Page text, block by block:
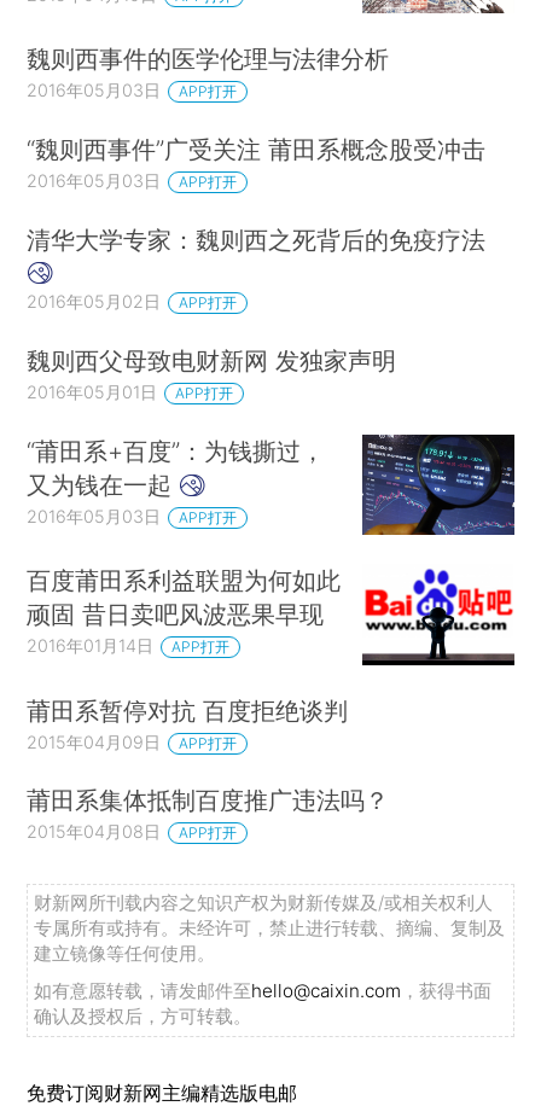
魏则西事件的医学伦理与法律分析
2016年05月03日 APP打开
“魏则西事件”广受关注 莆田系概念股受冲击
2016年05月03日 APP打开
清华大学专家：魏则西之死背后的免疫疗法
2016年05月02日 APP打开
魏则西父母致电财新网 发独家声明
2016年05月01日 APP打开
“莆田系+百度”：为钱撕过，
又为钱在一起
2016年05月03日 APP打开
百度莆田系利益联盟为何如此
顽固 昔日卖吧风波恶果早现
2016年01月14日 APP打开
莆田系暂停对抗 百度拒绝谈判
2015年04月09日 APP打开
莆田系集体抵制百度推广违法吗？
2015年04月08日 APP打开
财新网所刊载内容之知识产权为财新传媒及/或相关权利人
专属所有或持有。未经许可，禁止进行转载、摘编、复制及
建立镜像等任何使用。
如有意愿转载，请发邮件至hello@caixin.com ，获得书面
确认及授权后，方可转载。
免费订阅财新网主编精选版电邮